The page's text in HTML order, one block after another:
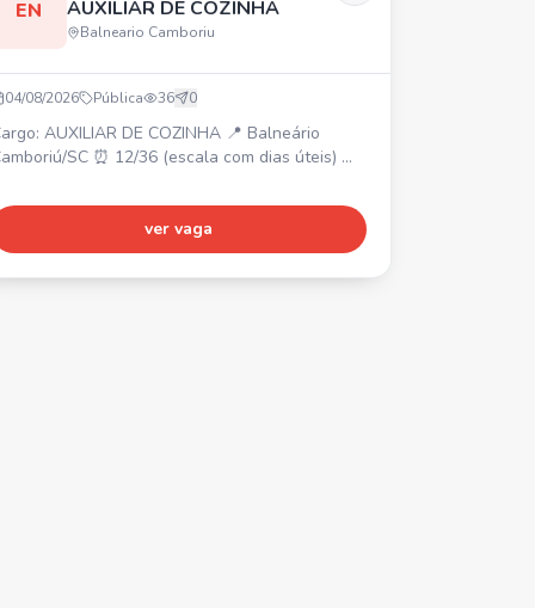
EN AUXILIAR DE COZINHA
Balneario Camboriu
04/08/2026 Pública 36 0
AUXILIAR DE COZINHA 📍 Balneário
SC ⏰ 12/36 (escala com dias úteis) 💰
Reconhecimento e incentivos. Venha fazer parte
nosso time!
ver vaga